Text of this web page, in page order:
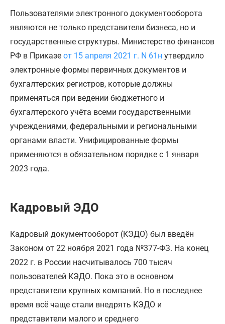
Пользователями электронного документооборота
являются не только представители бизнеса, но и
государственные структуры. Министерство финансов
РФ в Приказе от 15 апреля 2021 г. N 61н утвердило
электронные формы первичных документов и
бухгалтерских регистров, которые должны
применяться при ведении бюджетного и
бухгалтерского учёта всеми государственными
учреждениями, федеральными и региональными
органами власти. Унифицированные формы
применяются в обязательном порядке с 1 января
2023 года.
Кадровый ЭДО
Кадровый документооборот (КЭДО) был введён
Законом от 22 ноября 2021 года №377-ФЗ. На конец
2022 г. в России насчитывалось 700 тысяч
пользователей КЭДО. Пока это в основном
представители крупных компаний. Но в последнее
время всё чаще стали внедрять КЭДО и
представители малого и среднего